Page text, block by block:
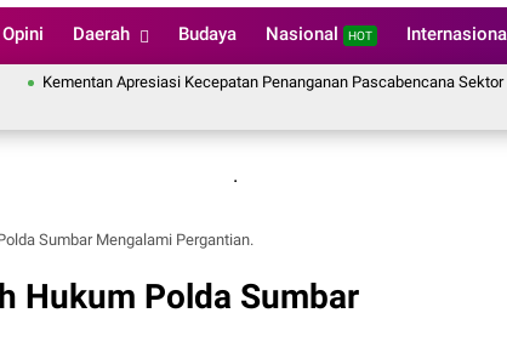
Opini Daerah Budaya Nasional HOT
Apresiasi Kecepatan Penanganan Pascabencana Sektor
.
Sumbar Mengalami Pergantian.
Hukum Polda Sumbar